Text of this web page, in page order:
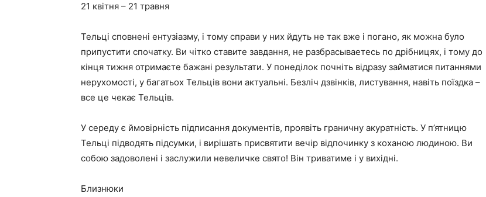
21 квітня – 21 травня
Тельці сповнені ентузіазму, і тому справи у них йдуть не так вже і погано, як можна було
припустити спочатку. Ви чітко ставите завдання, не разбрасываетесь по дрібницях, і тому до
кінця тижня отримаєте бажані результати. У понеділок почніть відразу займатися питаннями
нерухомості, у багатьох Тельців вони актуальні. Безліч дзвінків, листування, навіть поїздка –
все це чекає Тельців.
У середу є ймовірність підписання документів, проявіть граничну акуратність. У п’ятницю
Тельці підводять підсумки, і вирішать присвятити вечір відпочинку з коханою людиною. Ви
собою задоволені і заслужили невеличке свято! Він триватиме і у вихідні.
Близнюки